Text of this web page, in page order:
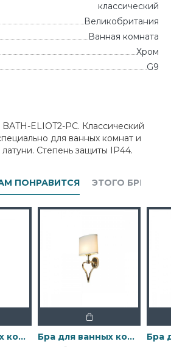
классический
Великобритания
Ванная комната
Хром
G9
ELIOT2-PC. Классический
для ванных комнат и
латуни. Степень защиты IP44.
ПОНРАВИТСЯ ЭТОГО БРЕНДА
Бра для ванных комнат BATH-DEMELZA-PC Elstead, арт. BATH-DEMELZA-PC Бра для ванных комнат BATH-FALMOUTH-FG Elstead, арт. BATH-FALMOUTH-FG